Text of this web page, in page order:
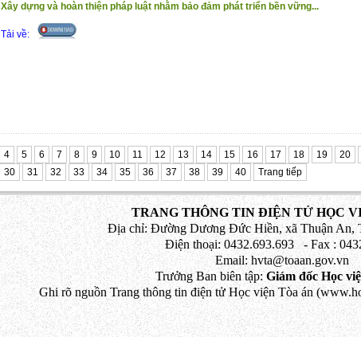
Xây dựng và hoàn thiện pháp luật nhằm bảo đảm phát triển bền vững...
Tải về:
4 5 6 7 8 9 10 11 12 13 14 15 16 17 18 19 20
30 31 32 33 34 35 36 37 38 39 40 Trang tiếp
TRANG THÔNG TIN ĐIỆN TỬ HỌC
Địa chỉ: Đường Dương Đức Hiền, xã Thuận An,
Điện thoại: 0432.693.693 - Fax :
Email: hvta@toaan.gov.vn
Trưởng Ban biên tập:Giám đốc Học
Ghi rõ nguồn Trang thông tin điện tử Học viện Tòa án